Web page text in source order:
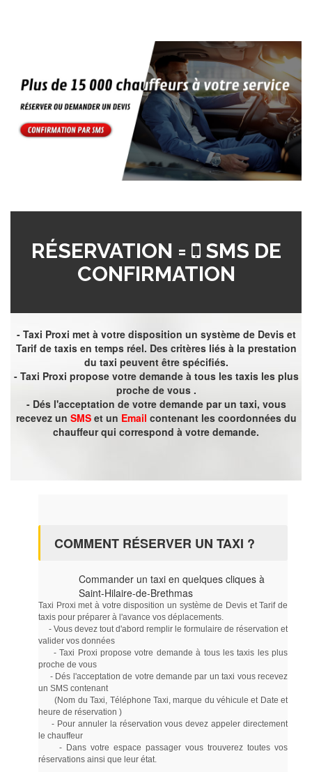
RÉSERVATION =
SMS DE
CONFIRMATION
- Taxi Proxi met à votre disposition un système de Devis et
Tarif de taxis en temps réel. Des critères liés à la prestation
du taxi peuvent être spécifiés.
- Taxi Proxi propose votre demande à tous les taxis les plus
proche de vous .
- Dés l'acceptation de votre demande par un taxi, vous
recevez un SMSet un Email contenant les coordonnées du
chauffeur qui correspond à votre demande.
COMMENT RÉSERVER UN TAXI ?
Commander un taxi en quelques cliques à
Saint-Hilaire-de-Brethmas
Taxi Proxi met à votre disposition un système de Devis et Tarif de
taxis pour préparer à l'avance vos déplacements.
- Vous devez tout d'abord remplir le formulaire de réservation et
valider vos données
- Taxi Proxi propose votre demande à tous les taxis les plus
proche de vous
- Dés l'acceptation de votre demande par un taxi vous recevez
un SMS contenant
(Nom du Taxi, Téléphone Taxi, marque du véhicule et Date et
heure de réservation )
- Pour annuler la réservation vous devez appeler directement
le chauffeur
- Dans votre espace passager vous trouverez toutes vos
réservations ainsi que leur état.